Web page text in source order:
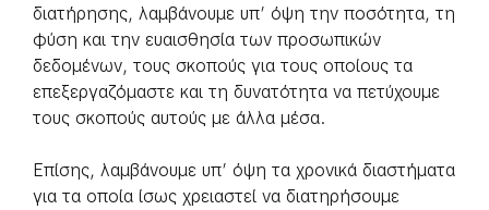
διατήρησης, λαμβάνουμε υπ’ όψη την ποσότητα, τη
φύση και την ευαισθησία των προσωπικών
δεδομένων, τους σκοπούς για τους οποίους τα
επεξεργαζόμαστε και τη δυνατότητα να πετύχουμε
τους σκοπούς αυτούς με άλλα μέσα.
Επίσης, λαμβάνουμε υπ’ όψη τα χρονικά διαστήματα
για τα οποία ίσως χρειαστεί να διατηρήσουμε